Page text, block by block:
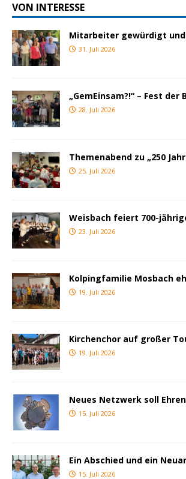
VON INTERESSE
Mitarbeiter gewürdigt
31. Juli 2026
„GemEinsam?!“ – Fest der
28. Juli 2026
Themenabend zu „250
25. Juli 2026
Weisbach feiert 700-
23. Juli 2026
Kolpingfamilie Mosbach
19. Juli 2026
Kirchenchor auf großer
19. Juli 2026
Neues Netzwerk soll
15. Juli 2026
Ein Abschied und ein
15. Juli 2026